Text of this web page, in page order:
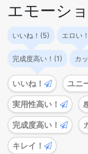
エモーシ
いいね！(5) エロい
完成度高い！(1) カ
いいね！ ユニ
実用性高い！
完成度高い！
キレイ！